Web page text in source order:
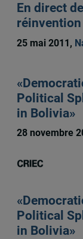
En direct
réinvention
25 mai 2011,
Political
in Bolivia»
28 novembre
Political
in Bolivia»